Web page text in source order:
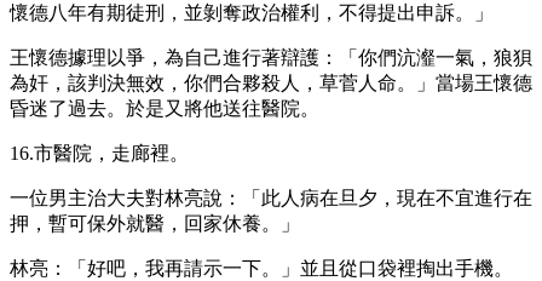
懷德八年有期徒刑，並剝奪政治權利，不得提出申訴。」
王懷德據理以爭，為自己進行著辯護：「你們沆瀣一氣，狼狽
為奸，該判決無效，你們合夥殺人，草菅人命。」當場王懷德
昏迷了過去。於是又將他送往醫院。
16.市醫院，走廊裡。
一位男主治大夫對林亮說：「此人病在旦夕，現在不宜進行在
押，暫可保外就醫，回家休養。」
林亮：「好吧，我再請示一下。」並且從口袋裡掏出手機。